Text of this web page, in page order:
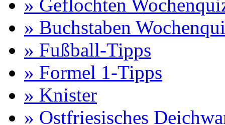
» Geflochten
» Buchstaben
» Fußball-Tipps
» Formel 1-Tipps
» Knister
» Ostfriesisches